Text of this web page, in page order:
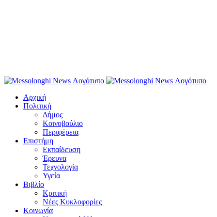
Αρχική
Πολιτική
Δήμος
Κοινοβούλιο
Περιφέρεια
Επιστήμη
Εκπαίδευση
Έρευνα
Τεχνολογία
Υγεία
Βιβλίο
Κριτική
Νέες Κυκλοφορίες
Κοινωνία